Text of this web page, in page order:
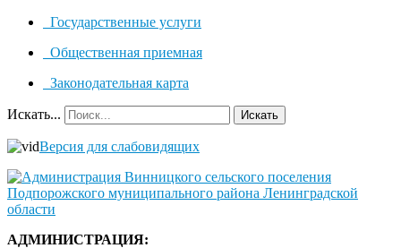
Государственные услуги
Общественная приемная
Законодательная карта
Искать... Искать
Версия для слабовидящих
АДМИНИСТРАЦИЯ: